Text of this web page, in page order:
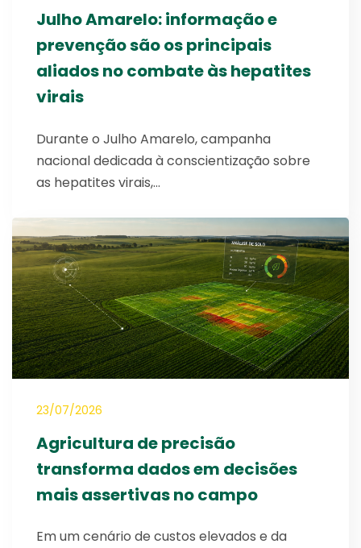
Julho Amarelo: informação e
prevenção são os principais
aliados no combate às hepatites
virais
Durante o Julho Amarelo, campanha
nacional dedicada à conscientização sobre
as hepatites virais,…
23/07/2026
Agricultura de precisão
transforma dados em decisões
mais assertivas no campo
Em um cenário de custos elevados e da